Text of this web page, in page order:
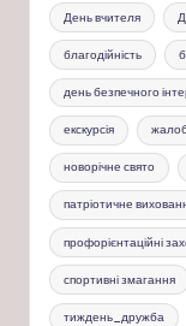
День вчителя
благодійність
день безпечного
екскурсія
новорічне свято
патріотичне
профорієнтаційні
спортивні змагання
тиждень_дружба